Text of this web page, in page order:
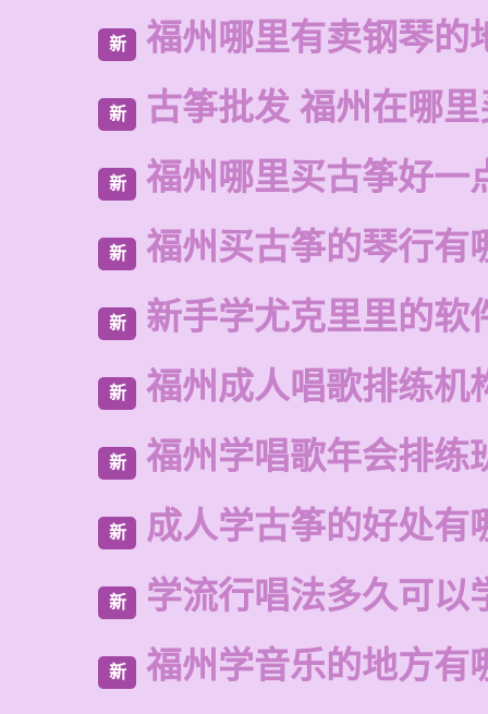
新 福州哪里有卖钢琴的
新 古筝批发 福州在哪
新 福州哪里买古筝好一
新 福州买古筝的琴行有
新 新手学尤克里里的软
新 福州成人唱歌排练机
新 福州学唱歌年会排练
新 成人学古筝的好处有
新 学流行唱法多久可以
新 福州学音乐的地方有